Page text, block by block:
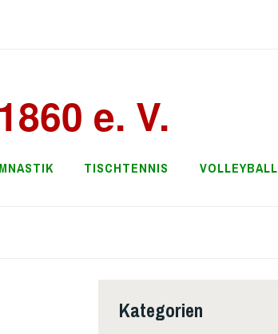
e. V.
TISCHTENNIS VOLLEYBALL
Kategorien